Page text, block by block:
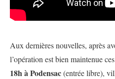
Aux dernières nouvelles, après
l’opération est bien maintenue ces
18h à Podensac(entrée libre),